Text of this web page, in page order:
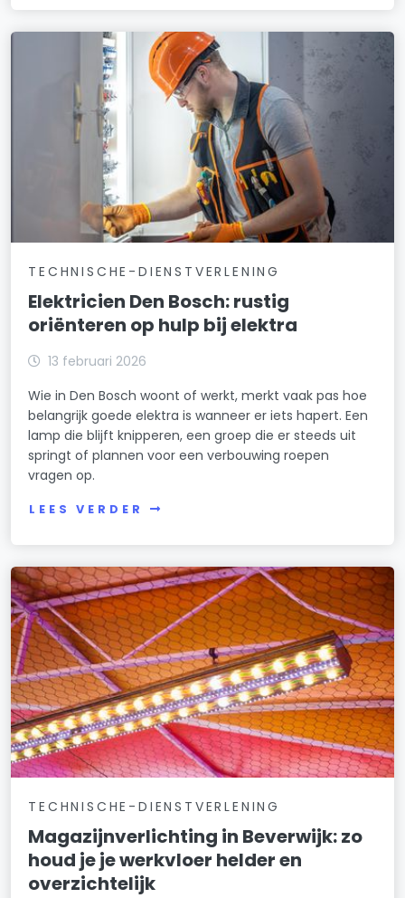
TECHNISCHE-DIENSTVERLENING
Elektricien Den Bosch: rustig
oriënteren op hulp bij elektra
13 februari 2026
Wie in Den Bosch woont of werkt, merkt vaak pas hoe
belangrijk goede elektra is wanneer er iets hapert. Een
lamp die blijft knipperen, een groep die er steeds uit
springt of plannen voor een verbouwing roepen
vragen op.
LEES VERDER
TECHNISCHE-DIENSTVERLENING
Magazijnverlichting in Beverwijk: zo
houd je je werkvloer helder en
overzichtelijk